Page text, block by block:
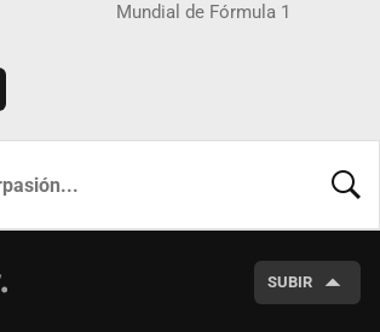
Mundial de Fórmula 1
SUBIR